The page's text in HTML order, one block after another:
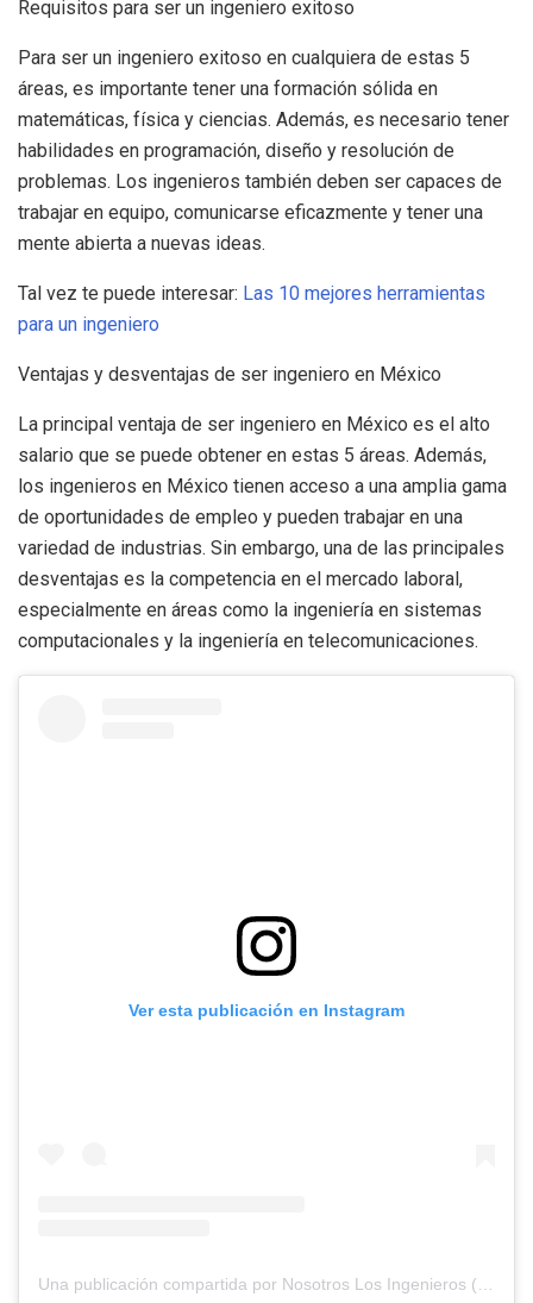
Requisitos para ser un ingeniero exitoso
Para ser un ingeniero exitoso en cualquiera de estas 5
áreas, es importante tener una formación sólida en
matemáticas, física y ciencias. Además, es necesario tener
habilidades en programación, diseño y resolución de
problemas. Los ingenieros también deben ser capaces de
trabajar en equipo, comunicarse eficazmente y tener una
mente abierta a nuevas ideas.
Tal vez te puede interesar: Las 10 mejores herramientas
para un ingeniero
Ventajas y desventajas de ser ingeniero en México
La principal ventaja de ser ingeniero en México es el alto
salario que se puede obtener en estas 5 áreas. Además,
los ingenieros en México tienen acceso a una amplia gama
de oportunidades de empleo y pueden trabajar en una
variedad de industrias. Sin embargo, una de las principales
desventajas es la competencia en el mercado laboral,
especialmente en áreas como la ingeniería en sistemas
computacionales y la ingeniería en telecomunicaciones.
Ver esta publicación en Instagram